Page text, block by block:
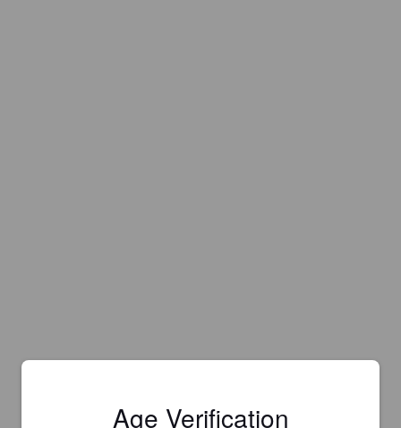
Age Verification